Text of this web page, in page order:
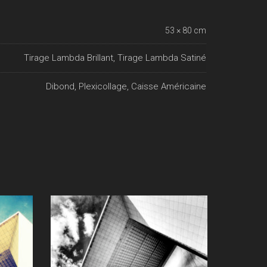
53 × 80 cm
Tirage Lambda Brillant, Tirage Lambda Satiné
Dibond, Plexicollage, Caisse Américaine